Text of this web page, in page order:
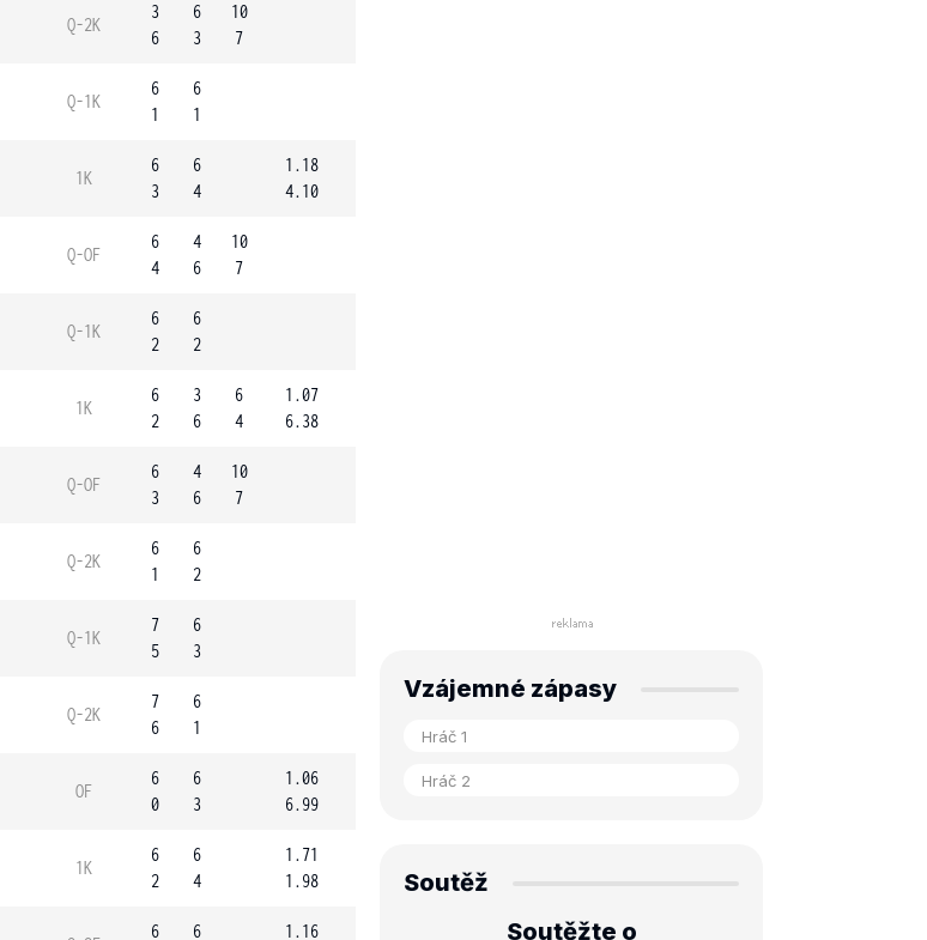
Q-2K
3
6
6
3
10
7
Q-1K
6
1
6
1
1K
6
3
6
4
1.18
4.10
Q-OF
6
4
4
6
10
7
Q-1K
6
2
6
2
1K
6
2
3
6
6
4
1.07
6.38
Q-OF
6
3
4
6
10
7
Q-2K
6
1
6
2
Q-1K
7
5
6
3
Q-2K
7
6
6
1
OF
6
0
6
3
1.06
6.99
1K
6
2
6
4
1.71
1.98
6
6
1.16
Vzájemné zápasy
Soutěž
Soutěžte o